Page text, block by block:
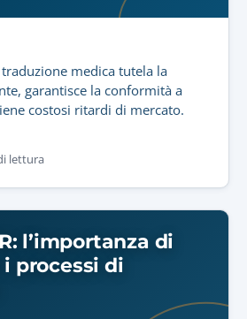
medica tutela la
garantisce la conformità a
costosi ritardi di mercato.
lettura
l’importanza di
processi di